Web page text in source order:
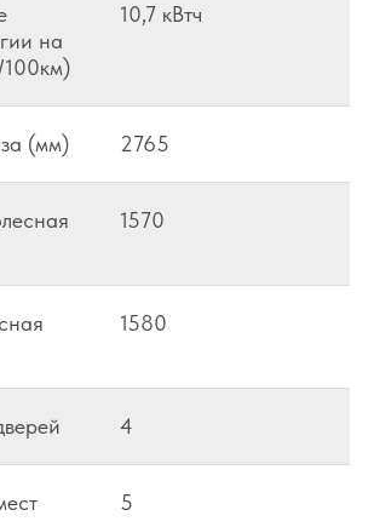
на
100км)
10,7 кВтч
(мм) 2765
1570
1580
4
5